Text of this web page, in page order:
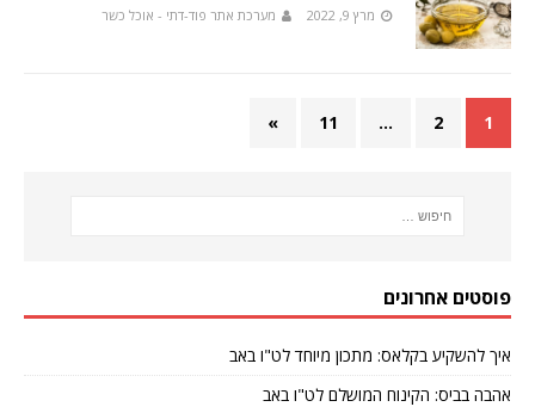
מרץ 9, 2022 מערכת אתר פוד-דתי - אוכל כשר
1
2
…
11
»
פוסטים אחרונים
איך להשקיע בקלאס: מתכון מיוחד לט"ו באב
אהבה בביס: הקינוח המושלם לט"ו באב